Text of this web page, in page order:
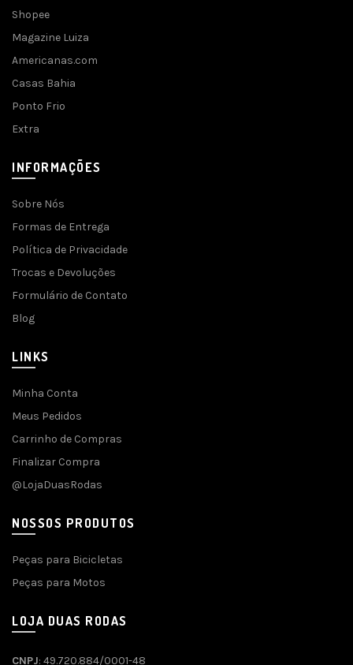
Shopee
Magazine Luiza
Americanas.com
Casas Bahia
Ponto Frio
Extra
INFORMAÇÕES
Sobre Nós
Formas de Entrega
Política de Privacidade
Trocas e Devoluções
Formulário de Contato
Blog
LINKS
Minha Conta
Meus Pedidos
Carrinho de Compras
Finalizar Compra
@LojaDuasRodas
NOSSOS PRODUTOS
Peças para Bicicletas
Peças para Motos
LOJA DUAS RODAS
CNPJ: 49.720.884/0001-48